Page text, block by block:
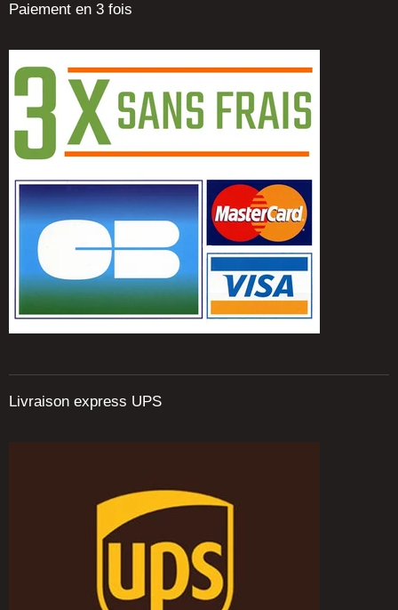
Paiement en 3 fois
Livraison express UPS